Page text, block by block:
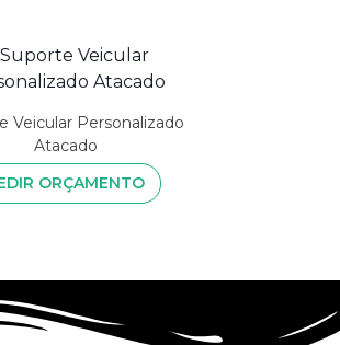
Veicular Personalizado
Atacado
ORÇAMENTO